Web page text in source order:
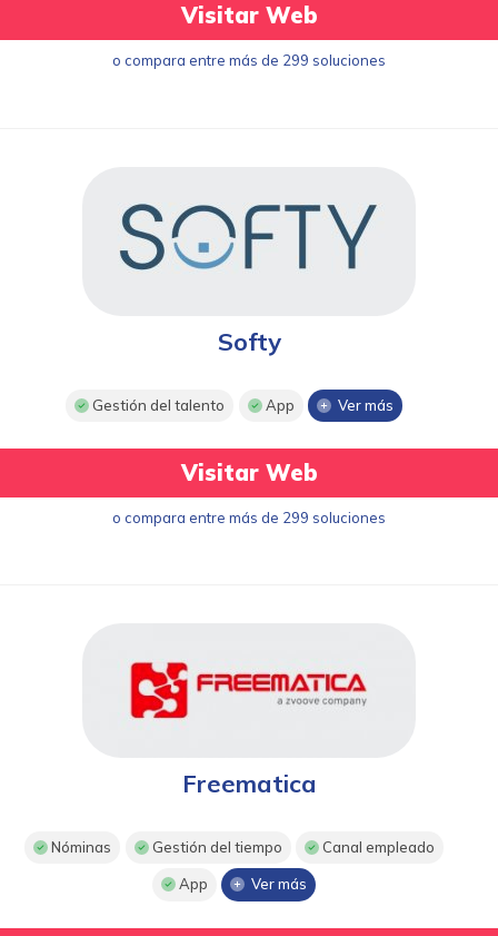
Visitar Web
o compara entre más de 299 soluciones
Softy
Gestión del talento App Ver más
Visitar Web
o compara entre más de 299 soluciones
Freematica
Nóminas Gestión del tiempo Canal empleado
App Ver más